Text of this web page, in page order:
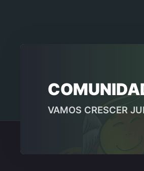
VAMOS CRESCER